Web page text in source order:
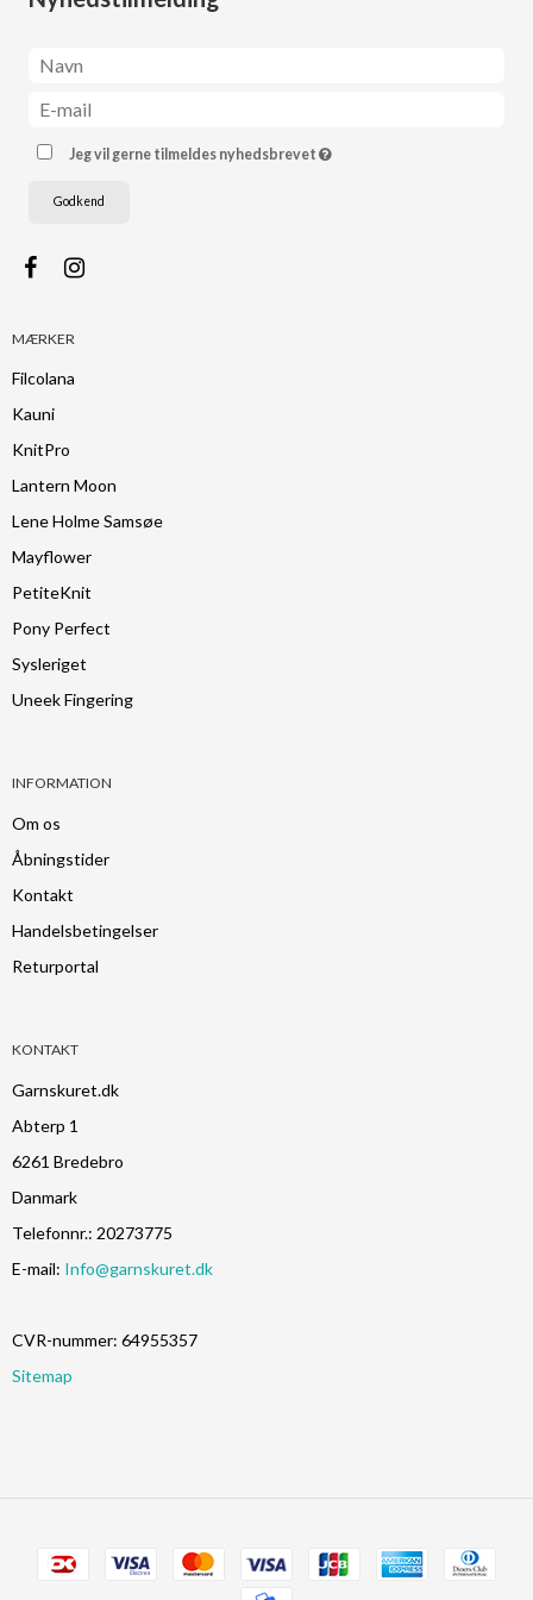
Jeg vil gerne tilmeldes nyhedsbrevet
Godkend
MÆRKER
Filcolana
Kauni
KnitPro
Lantern Moon
Lene Holme Samsøe
Mayflower
PetiteKnit
Pony Perfect
Sysleriget
Uneek Fingering
INFORMATION
Om os
Åbningstider
Kontakt
Handelsbetingelser
Returportal
KONTAKT
Garnskuret.dk
Abterp 1
6261 Bredebro
Danmark
Telefonnr.: 20273775
E-mail: Info@garnskuret.dk
CVR-nummer: 64955357
Sitemap